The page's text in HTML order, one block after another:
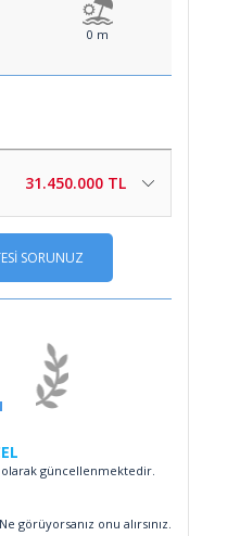
0 m
31.450.000 TL
SORUNUZ
güncellenmektedir.
görüyorsanız onu alırsınız.